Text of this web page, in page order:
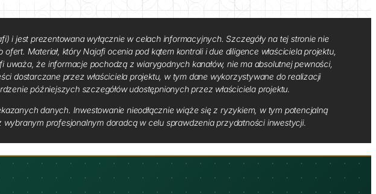
i jest prezentowana wyłącznie w celach informacyjnych. Szczegóły na tej stronie nie
Materiał, który Najafi ocenia pod kątem kontroli i due diligence właściciela projektu,
że ​​informacje pochodzą z wiarygodnych kanałów, nie ma absolutnej pewności,
dostarczane przez właściciela projektu, w tym dane wykorzystywane do realizacji
późniejszych szczegółów udostępnionych przez właściciela projektu.
danych. Inwestowanie nieodłącznie wiąże się z ryzykiem, w tym potencjalną
profesjonalnym doradcą w celu sprawdzenia przydatności inwestycji.